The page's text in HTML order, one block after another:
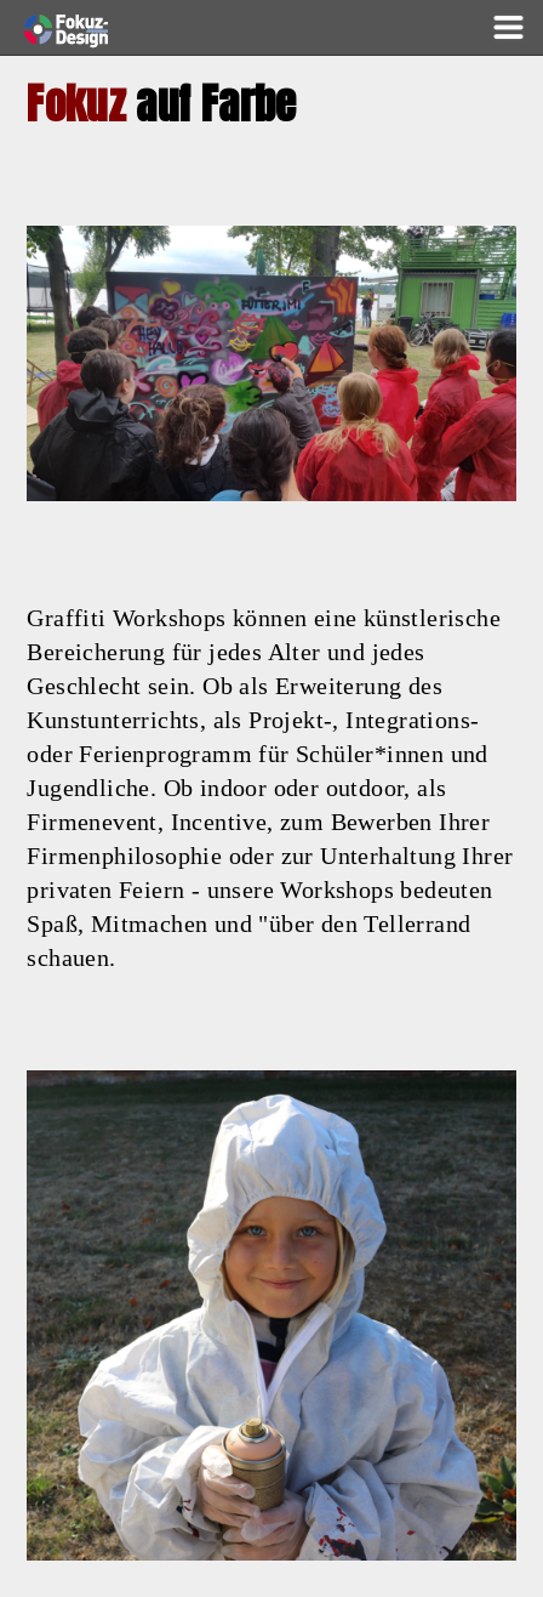
Fokuzauf Farbe
Graffiti Workshops können eine künstlerische
Bereicherung für jedes Alter und jedes
Geschlecht sein. Ob als Erweiterung des
Kunstunterrichts, als Projekt-, Integrations-
oder Ferienprogramm für Schüler*innen und
Jugendliche. Ob indoor oder outdoor, als
Firmenevent, Incentive, zum Bewerben Ihrer
Firmenphilosophie oder zur Unterhaltung Ihrer
privaten Feiern - unsere Workshops bedeuten
Spaß, Mitmachen und "über den Tellerrand
schauen.